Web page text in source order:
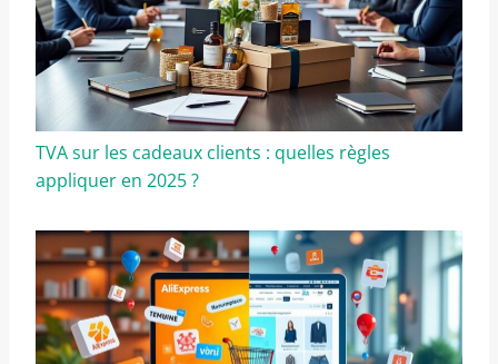
TVA sur les cadeaux clients : quelles règles
appliquer en 2025 ?